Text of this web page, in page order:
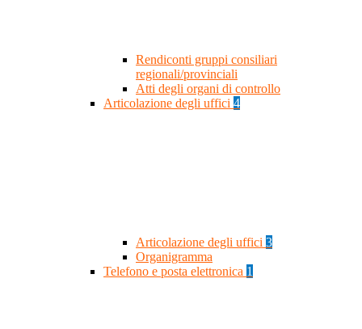
Rendiconti gruppi consiliari
regionali/provinciali
Atti degli organi di controllo
Articolazione degli uffici 4
Articolazione degli uffici 3
Organigramma
Telefono e posta elettronica 1